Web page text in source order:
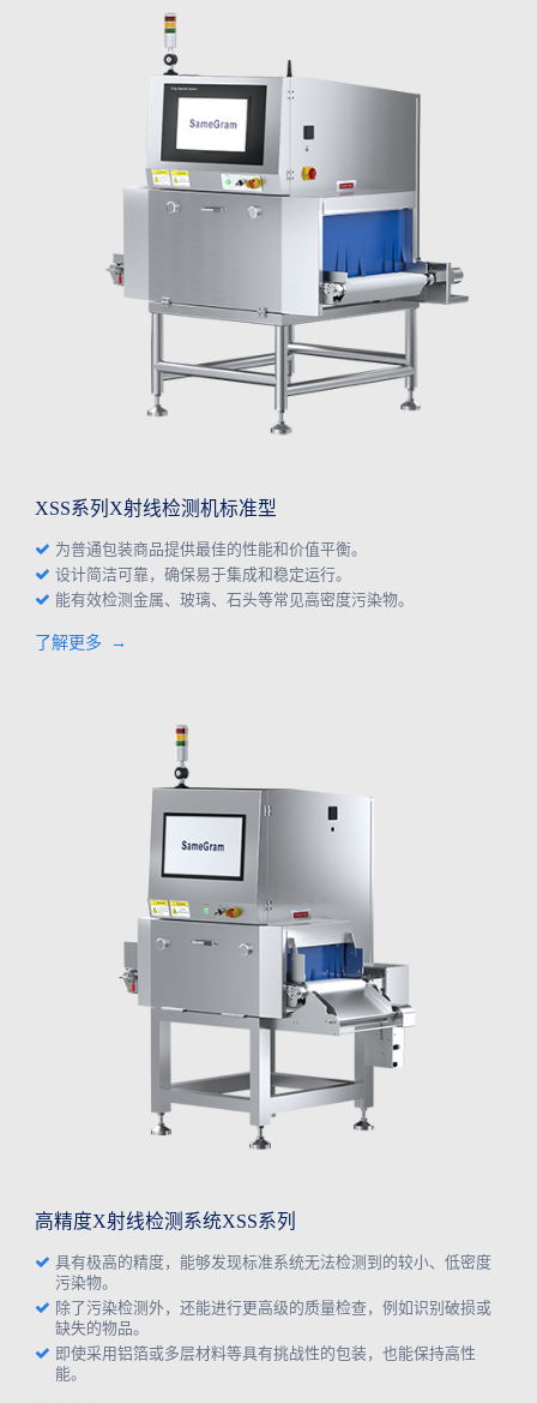
XSS系列X射线检测机标准型
为普通包装商品提供最佳的性能和价值平衡。
设计简洁可靠，确保易于集成和稳定运行。
能有效检测金属、玻璃、石头等常见高密度污染物。
了解更多
高精度X射线检测系统XSS系列
具有极高的精度，能够发现标准系统无法检测到的较小、低密度
污染物。
除了污染检测外，还能进行更高级的质量检查，例如识别破损或
缺失的物品。
即使采用铝箔或多层材料等具有挑战性的包装，也能保持高性
能。